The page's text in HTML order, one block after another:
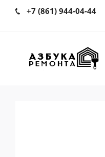
+7 (861) 944-04-44